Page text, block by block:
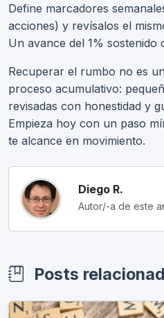
Define marcadores
acciones) y revísalos el
Un avance del 1% sostenido
Recuperar el rumbo no es
proceso acumulativo:
revisadas con honestidad y
Empieza hoy con un paso
te alcance en movimiento.
Diego R.
Autor/-a de este
Posts